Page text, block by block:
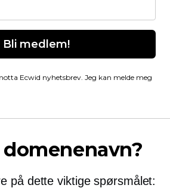
Bli medlem!
Ecwid nyhetsbrev. Jeg kan melde meg
domenenavn?
på dette viktige spørsmålet: